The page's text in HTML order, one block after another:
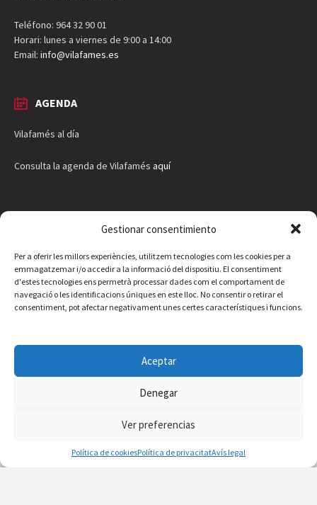
Gestionar consentimiento
Per a oferir les millors experiències, utilitzem tecnologies com les cookies per a
emmagatzemar i/o accedir a la informació del dispositiu. El consentiment
d'estes tecnologies ens permetrà processar dades com el comportament de
navegació o les identificacions úniques en este lloc. No consentir o retirar el
consentiment, pot afectar negativament unes certes característiques i funcions.
Aceptar
Denegar
Ver preferencias
Política de cookiesPolítica de privacitatAvís legal
Teléfono: 964 32 90 01
Horari: lunes a viernes de 9:00 a 14:00
Email: info@vilafames.es
AGENDA
Vilafamés al día
Consulta la agenda de Vilafamés aquí